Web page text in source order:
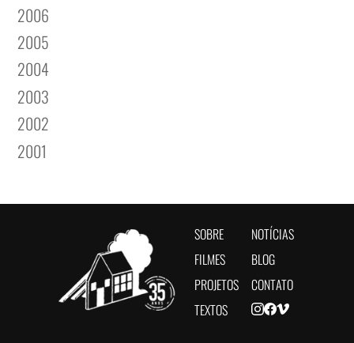
2006
2005
2004
2003
2002
2001
SOBRE
FILMES
PROJETOS
TEXTOS
NOTÍCIAS
BLOG
CONTATO